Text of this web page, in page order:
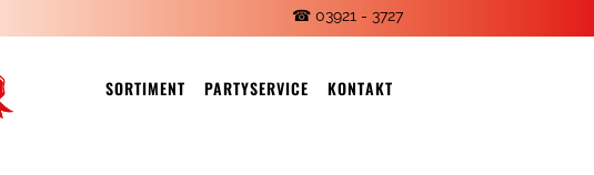
☎ 03921 - 3727
SORTIMENT PARTYSERVICE KONTAKT